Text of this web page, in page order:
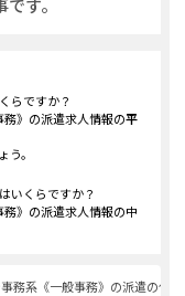
す。
らですか？
》 の派遣求人情報の平
。
いくらですか？
》 の派遣求人情報の中
務系《一般事務》の派遣の仕